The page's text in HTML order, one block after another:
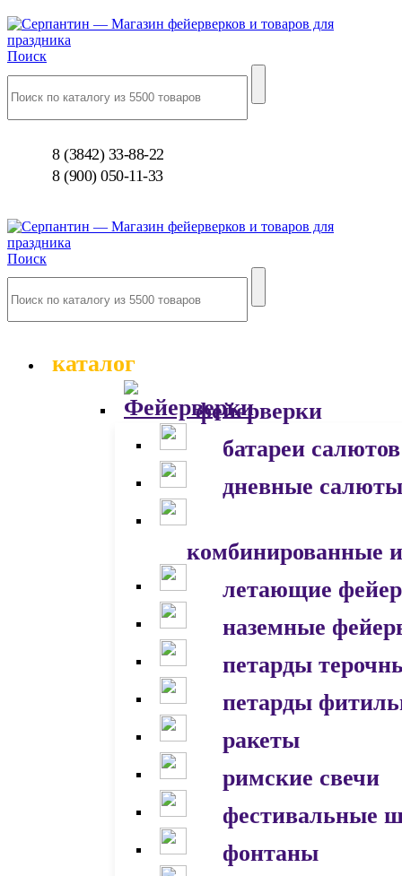
Поиск
8 (3842) 33-88-22
8 (900) 050-11-33
Поиск
каталог
фейерверки
батареи салютов
дневные салюты
комбинированные
летающие
наземные
петарды
петарды
ракеты
римские свечи
фестивальные
фонтаны